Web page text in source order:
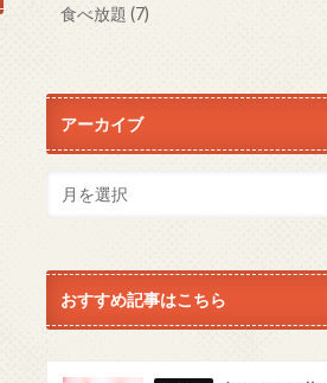
食べ放題 (7)
アーカイブ
おすすめ記事はこちら